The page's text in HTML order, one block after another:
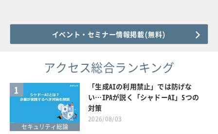
イベント・セミナー情報掲載(無料)
アクセス総合ランキング
1
セキュリティ総論
「生成AIの利用禁止」では防げな
い…IPAが説く「シャドーAI」5つの
対策
2026/08/03